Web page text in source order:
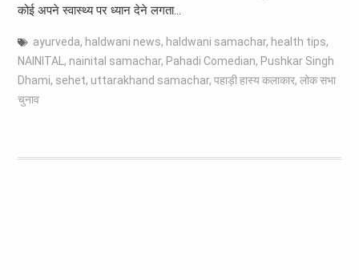
कोई अपने स्वास्थ्य पर ध्यान देने लगता…
ayurveda, haldwani news, haldwani samachar, health tips,
NAINITAL, nainital samachar, Pahadi Comedian, Pushkar Singh
Dhami, sehet, uttarakhand samachar, पहाड़ी हास्य कलाकार, लोक सभा
चुनाव